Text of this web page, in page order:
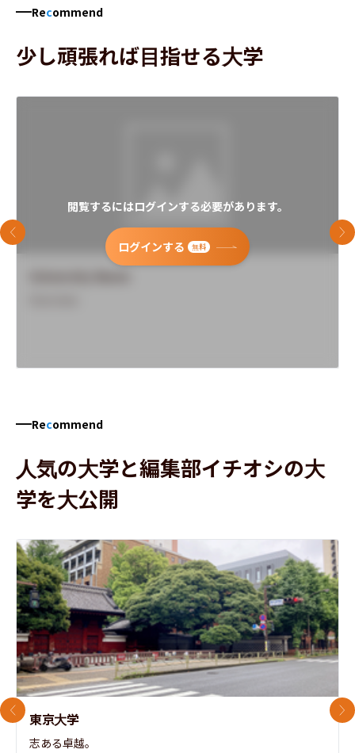
Recommend
少し頑張れば目指せる大学
閲覧するにはログインする必要があります。
ログインする 無料
前のスライド 次
Recommend
人気の大学と編集部イチオシの大
学を大公開
東京大学
志ある卓越。
前のスライド 次